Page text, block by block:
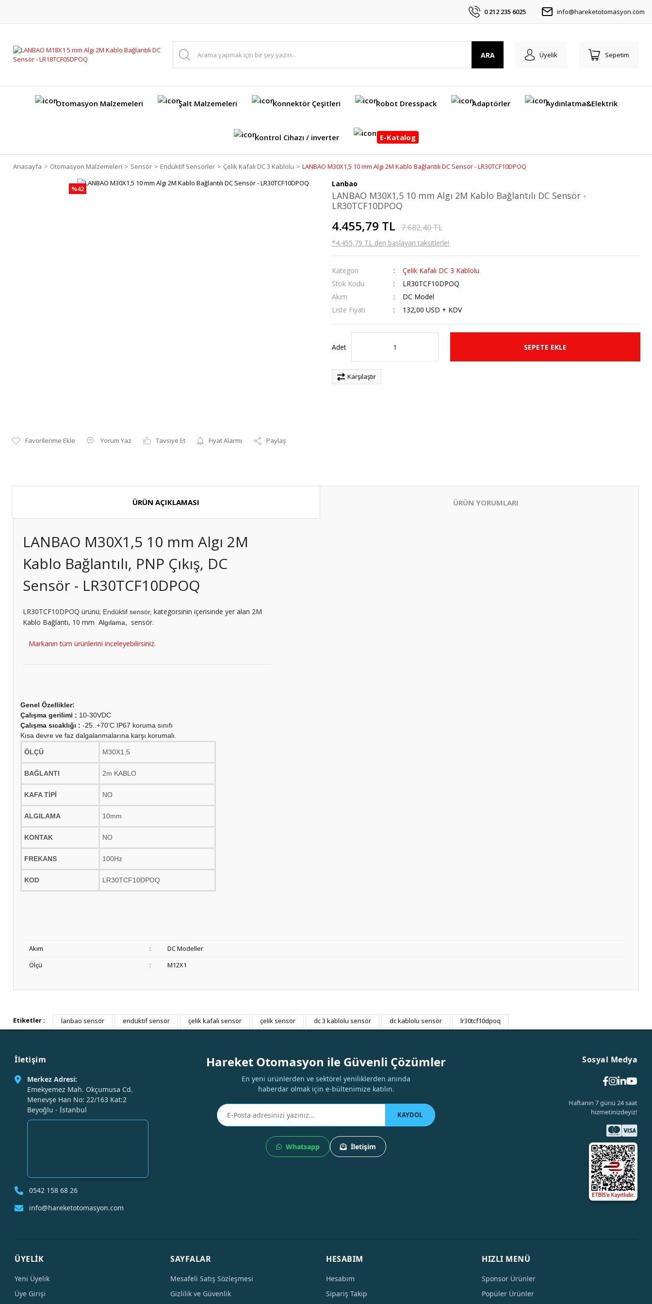
0 212 235 6025 info@hareketotomasyon.com
ARA Üyelik Sepetim
Otomasyon Malzemeleri Şalt Malzemeleri Konnektör Çeşitleri Robot Dresspack Adaptörler Aydınlatma&Elektrik
Kontrol Cihazı / inverter E-Katalog
Anasayfa Otomasyon Malzemeleri Sensör Endüktif Sensörler Çelik Kafalı DC 3 Kablolu LANBAO M30X1,5 10 mm Algı 2M Kablo Bağlantılı DC Sensör - LR30TCF10DPOQ
%42
Yorum Yaz Tavsiye Et Fiyat Alarmı Paylaş
Lanbao
LANBAO M30X1,5 10 mm Algı 2M Kablo Bağlantılı DC Sensör -
LR30TCF10DPOQ
4.455,79 TL 7.682,40 TL
*4.455,79 TL den başlayan taksitlerle!
Kategori
Çelik Kafalı DC 3 Kablolu
Stok Kodu
LR30TCF10DPOQ
Akım
DC Model
Liste Fiyatı
132,00 USD + KDV
Adet SEPETE EKLE
Karşılaştır
ÜRÜN AÇIKLAMASI ÜRÜN YORUMLARI
LANBAO M30X1,5 10 mm Algı 2M
Kablo Bağlantılı, PNP Çıkış, DC
Sensör - LR30TCF10DPOQ
LR30TCF10DPOQ ürünü; Endüktif sensör, kategorsinin içerisinde yer alan 2M
Kablo Bağlantı, 10 mm Algılama, sensör.
Markanın tüm ürünlerini inceleyebilirsiniz.
Genel Özellikler:
Çalışma gerilimi : 10-30VDC
Çalışma sıcaklığı : -25..+70’C IP67 koruma sınıfı
Kısa devre ve faz dalgalanmalarına karşı korumalı.
ÖLÇÜ M30X1,5
BAĞLANTI 2m KABLO
KAFA TİPİ NO
ALGILAMA 10mm
KONTAK NO
FREKANS 100Hz
KOD LR30TCF10DPOQ
Akım :
DC Modeller
Ölçü
: M12X1
Bu ürüne ilk yorumu siz yapın!
Etiketler : lanbao sensör endüktif sensör çelik kafalı sensör çelik sensör dc 3 kablolu sensör dc kablolu sensör lr30tcf10dpoq
İletişim
Merkez Adresi:
Emekyemez Mah. Okçumusa Cd.
Menevşe Han No: 22/163 Kat:2
Beyoğlu - İstanbul
0542 158 68 26
info@hareketotomasyon.com
Hareket Otomasyon ile Güvenli Çözümler
En yeni ürünlerden ve sektörel yeniliklerden anında
haberdar olmak için e-bültenimize katılın.
KAYDOL
Whatsapp İletişim
Sosyal Medya
Haftanın 7 günü 24 saat
hizmetinizdeyiz!
ÜYELİK
Yeni Üyelik
Üye Girişi
SAYFALAR
Mesafeli Satış Sözleşmesi
Gizlilik ve Güvenlik
HESABIM
Hesabım
Sipariş Takip
HIZLI MENÜ
Sponsor Ürünler
Popüler Ürünler